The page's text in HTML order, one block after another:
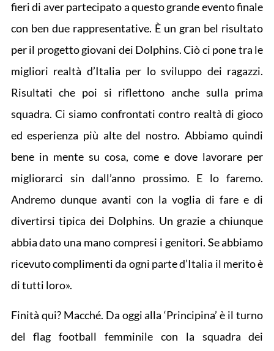
fieri di aver partecipato a questo grande evento finale
con ben due rappresentative. È un gran bel risultato
per il progetto giovani dei Dolphins. Ciò ci pone tra le
migliori realtà d’Italia per lo sviluppo dei ragazzi.
Risultati che poi si riflettono anche sulla prima
squadra. Ci siamo confrontati contro realtà di gioco
ed esperienza più alte del nostro. Abbiamo quindi
bene in mente su cosa, come e dove lavorare per
migliorarci sin dall’anno prossimo. E lo faremo.
Andremo dunque avanti con la voglia di fare e di
divertirsi tipica dei Dolphins. Un grazie a chiunque
abbia dato una mano compresi i genitori. Se abbiamo
ricevuto complimenti da ogni parte d’Italia il merito è
di tutti loro».
Finità qui? Macché. Da oggi alla ‘Principina’ è il turno
del flag football femminile con la squadra dei